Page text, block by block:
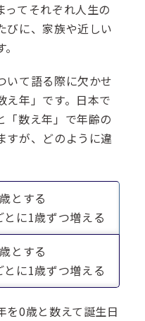
ってそれぞれ人生の
びに、家族や近しい
いて語る際に欠かせ
え年」です。日本で
「数え年」で年齢の
すが、どのように違
とする
に1歳ずつ増える
とする
に1歳ずつ増える
を0歳と数えて誕生日